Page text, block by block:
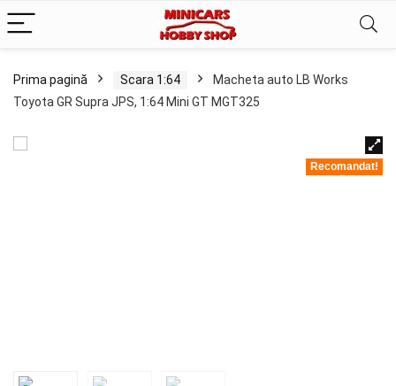
Prima pagină Scara 1:64
Macheta auto LB Works
Toyota GR Supra JPS, 1:64 Mini GT MGT325
Recomandat!